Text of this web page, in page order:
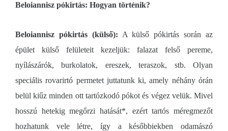
Beloiannisz pókirtás: Hogyan történik?
Beloiannisz pókirtás (külső): A külső pókirtás során az
épület külső felületeit kezeljük: falazat felső pereme,
nyílászárók, burkolatok, ereszek, teraszok, stb. Olyan
speciális rovarirtó permetet juttatunk ki, amely néhány órán
belül kiűz minden ott tartózkodó pókot és végez velük. Mivel
hosszú hetekig megőrzi hatását*, ezért tartós méregmezőt
hozhatunk vele létre, így a későbbiekben odamászó